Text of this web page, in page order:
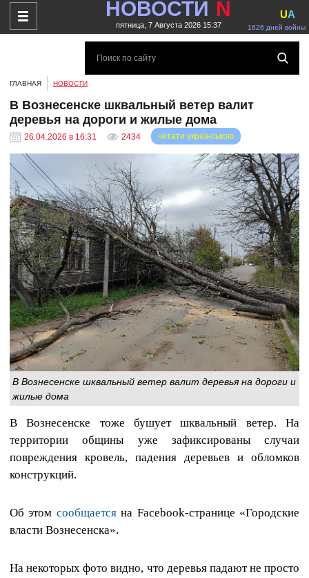
НОВОСТИ N
пятница, 7 Августа 2026 15:37 1626 дней войны
UA
ГЛАВНАЯ НОВОСТИ
В Вознесенске шквальный ветер валит
деревья на дороги и жилые дома
26.04.2026 в 16:31 2434 читати українською
В Вознесенске шквальный ветер валит деревья на дороги и
жилые дома
В Вознесенске тоже бушует шквальный ветер. На
территории общины уже зафиксированы случаи
повреждения кровель, падения деревьев и обломков
конструкций.
Об этом сообщаетсяна Facebook-странице «Городские
власти Вознесенска».
На некоторых фото видно, что деревья падают не просто